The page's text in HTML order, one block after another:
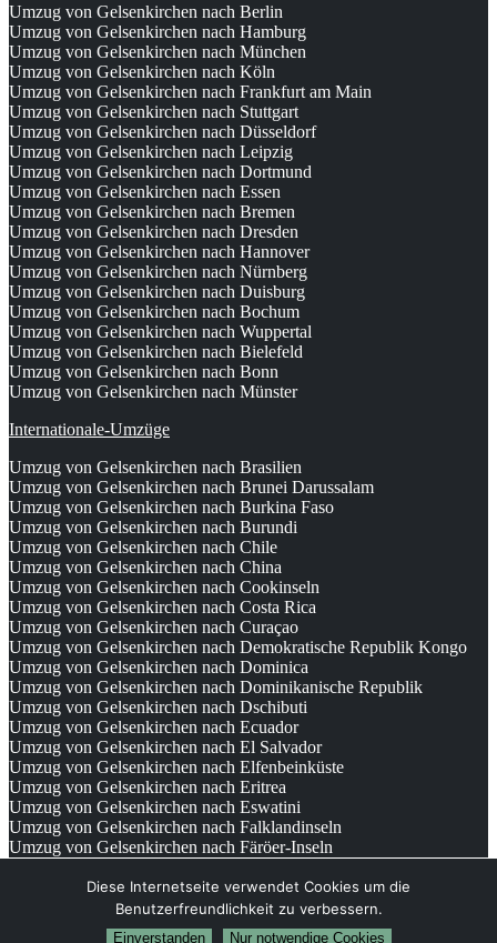
Umzug von Gelsenkirchen nach Berlin
Umzug von Gelsenkirchen nach Hamburg
Umzug von Gelsenkirchen nach München
Umzug von Gelsenkirchen nach Köln
Umzug von Gelsenkirchen nach Frankfurt am Main
Umzug von Gelsenkirchen nach Stuttgart
Umzug von Gelsenkirchen nach Düsseldorf
Umzug von Gelsenkirchen nach Leipzig
Umzug von Gelsenkirchen nach Dortmund
Umzug von Gelsenkirchen nach Essen
Umzug von Gelsenkirchen nach Bremen
Umzug von Gelsenkirchen nach Dresden
Umzug von Gelsenkirchen nach Hannover
Umzug von Gelsenkirchen nach Nürnberg
Umzug von Gelsenkirchen nach Duisburg
Umzug von Gelsenkirchen nach Bochum
Umzug von Gelsenkirchen nach Wuppertal
Umzug von Gelsenkirchen nach Bielefeld
Umzug von Gelsenkirchen nach Bonn
Umzug von Gelsenkirchen nach Münster
Internationale-Umzüge
Umzug von Gelsenkirchen nach Brasilien
Umzug von Gelsenkirchen nach Brunei Darussalam
Umzug von Gelsenkirchen nach Burkina Faso
Umzug von Gelsenkirchen nach Burundi
Umzug von Gelsenkirchen nach Chile
Umzug von Gelsenkirchen nach China
Umzug von Gelsenkirchen nach Cookinseln
Umzug von Gelsenkirchen nach Costa Rica
Umzug von Gelsenkirchen nach Curaçao
Umzug von Gelsenkirchen nach Demokratische Republik Kongo
Umzug von Gelsenkirchen nach Dominica
Umzug von Gelsenkirchen nach Dominikanische Republik
Umzug von Gelsenkirchen nach Dschibuti
Umzug von Gelsenkirchen nach Ecuador
Umzug von Gelsenkirchen nach El Salvador
Umzug von Gelsenkirchen nach Elfenbeinküste
Umzug von Gelsenkirchen nach Eritrea
Umzug von Gelsenkirchen nach Eswatini
Umzug von Gelsenkirchen nach Falklandinseln
Umzug von Gelsenkirchen nach Färöer-Inseln
Umzugsunternehmen Gelsenkirchen
Diese Internetseite verwendet Cookies um die
Benutzerfreundlichkeit zu verbessern.
Einverstanden Nur notwendige Cookies